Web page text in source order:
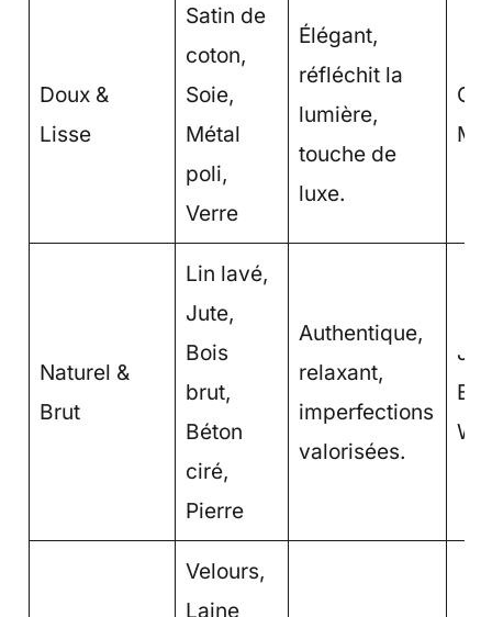
Doux &
Lisse
Satin de
coton,
Soie,
Métal
poli,
Verre
Élégant,
réfléchit la
lumière,
touche de
luxe.
Naturel &
Brut
Lin lavé,
Jute,
Bois
brut,
Béton
ciré,
Pierre
Authentique,
relaxant,
imperfections
valorisées.
Velours,
Laine